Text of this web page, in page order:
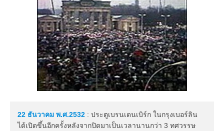
22 ธันวาคม พ.ศ.2532 : ประตูเบรนเดนเบิร์ก ในกรุงเบอร์ลิน
ได้เปิดขึ้นอีกครั้งหลังจากปิดมาเป็นเวลานานกว่า 3 ทศวรรษ